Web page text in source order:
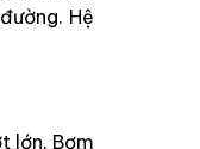
Hệ
lớn. Bơm